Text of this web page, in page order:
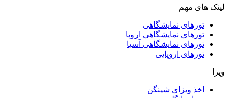
مهم
نمایشگاهی
نمایشگاهی اروپا
نمایشگاهی آسیا
اروپایی
ویزای شینگن